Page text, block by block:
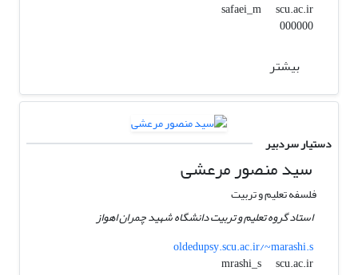
safaei_m
scu.ac.ir
000000
بیشتر
دستیار سردبیر
سید منصور مرعشی
فلسفه تعلیم و تربیت
استاد گروه تعلیم و تربیت دانشگاه شهید چمران اهواز
oldedupsy.scu.ac.ir/~marashi.s
mrashi_s
scu.ac.ir